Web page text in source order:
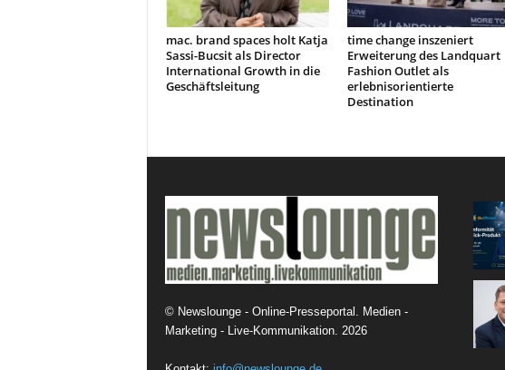
mac. brand spaces holt Katja
Sassi-Bucsit als Director
International Growth in die
Geschäftsleitung
time change inszeniert
Erweiterung des Landquart
Fashion Outlet als
erlebnisorientierte
Destination
© Newslounge - Online-Presseportal. Medien -
Marketing - Live-Kommunikation. 2026